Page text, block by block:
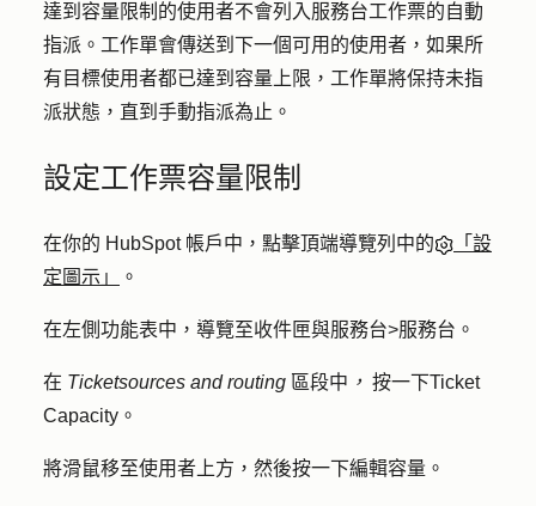
達到容量限制的使用者不會列入服務台工作票的自動
指派。工作單會傳送到下一個可用的使用者，如果所
有目標使用者都已達到容量上限，工作單將保持未指
派狀態，直到手動指派為止。
設定工作票容量限制
在你的 HubSpot 帳戶中，點擊頂端導覽列中的
「設
定圖示」
。
在左側功能表中，導覽至收件匣與服務台>服務台 。
在 Ticketsources and routing 區段中 ， 按一下Ticket
Capacity 。
將滑鼠移至使用者上方，然後按一下編輯容量 。